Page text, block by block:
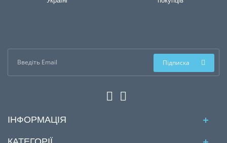
Підписка
ІНФОРМАЦІЯ